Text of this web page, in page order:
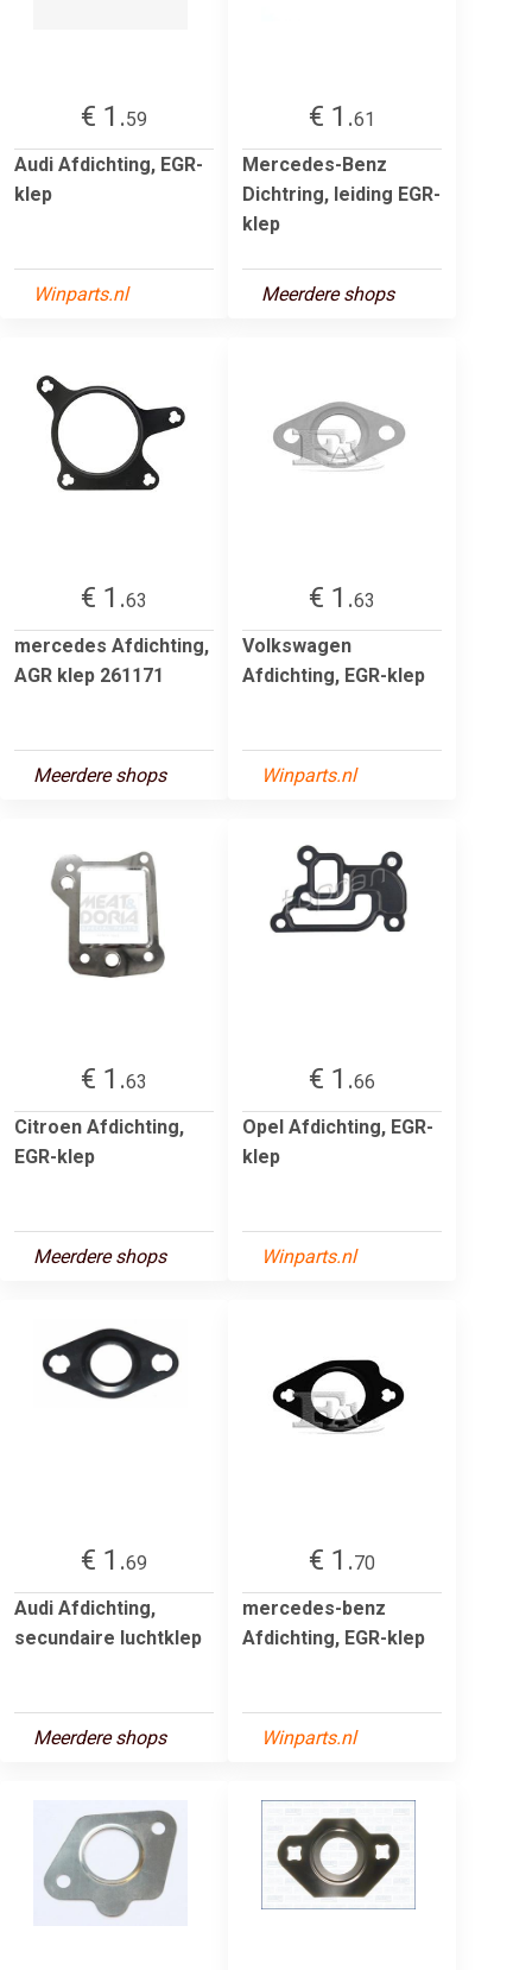
€ 1.59
Audi Afdichting, EGR-
klep
Winparts.nl
€ 1.61
Mercedes-Benz
Dichtring, leiding EGR-
klep
Meerdere shops
€ 1.63
mercedes Afdichting,
AGR klep 261171
Meerdere shops
€ 1.63
Volkswagen
Afdichting, EGR-klep
Winparts.nl
€ 1.63
Citroen Afdichting,
EGR-klep
Meerdere shops
€ 1.66
Opel Afdichting, EGR-
klep
Winparts.nl
€ 1.69
Audi Afdichting,
secundaire luchtklep
Meerdere shops
€ 1.70
mercedes-benz
Afdichting, EGR-klep
Winparts.nl